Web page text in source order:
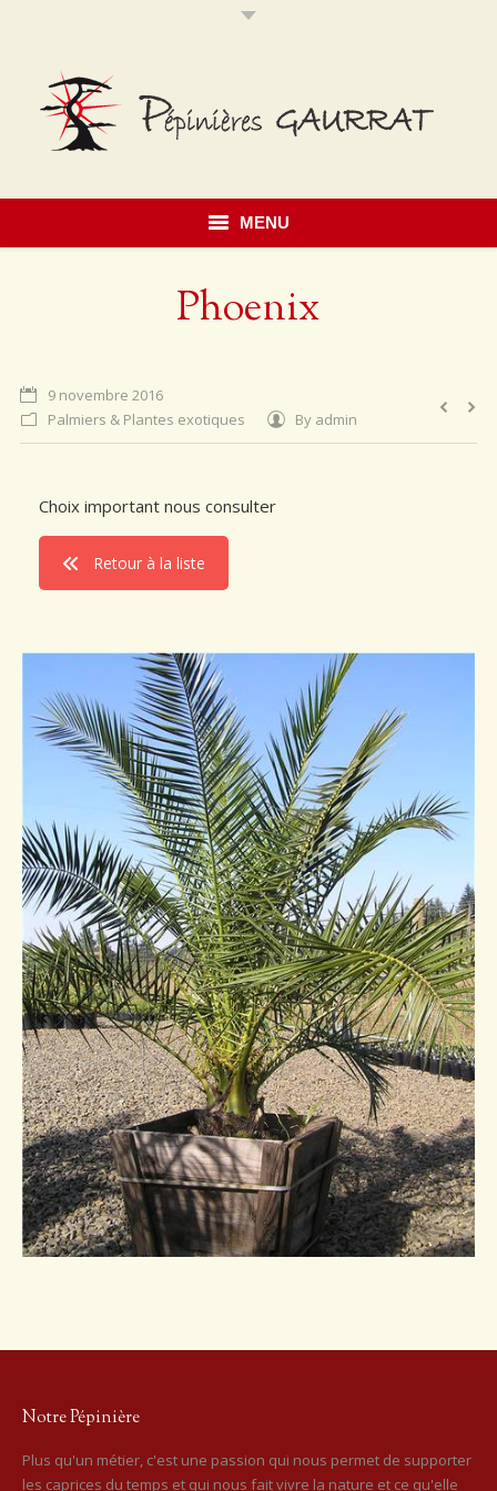
MENU
Notre catalogue
Conseils de plantation
Accès & Contact
Phoenix
9 novembre 2016
Palmiers & Plantes exotiques
By admin
Choix important nous consulter
Retour à la liste
Notre Pépinière
Plus qu'un métier, c'est une passion qui nous permet de supporter
les caprices du temps et qui nous fait vivre la nature et ce qu'elle